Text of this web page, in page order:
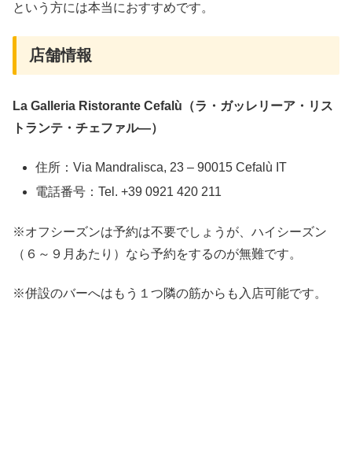
という方には本当におすすめです。
店舗情報
La Galleria Ristorante Cefalù（ラ・ガッレリーア・リス
トランテ・チェファル―）
住所：Via Mandralisca, 23 – 90015 Cefalù IT
電話番号：Tel. +39 0921 420 211
※オフシーズンは予約は不要でしょうが、ハイシーズン
（６～９月あたり）なら予約をするのが無難です。
※併設のバーへはもう１つ隣の筋からも入店可能です。